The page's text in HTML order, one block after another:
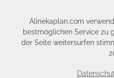
Alinekaplan.com
bestmöglichen Service zu
der Seite weitersurfen